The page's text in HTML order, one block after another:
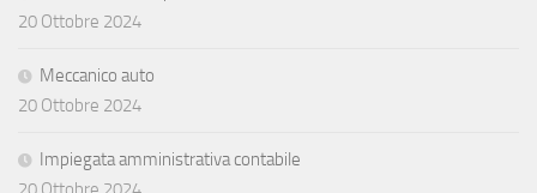
20 Ottobre 2024
Meccanico auto
20 Ottobre 2024
Impiegata amministrativa contabile